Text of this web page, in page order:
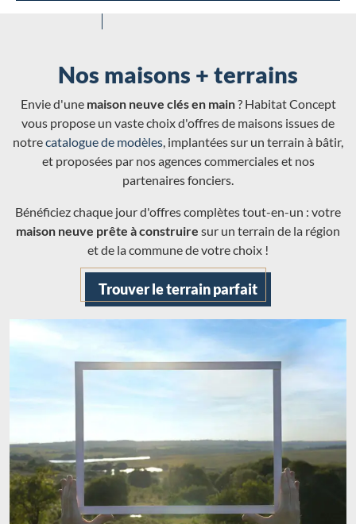
Nos maisons + terrains
Envie d'une maison neuve clés en main? Habitat Concept
vous propose un vaste choix d'offres de maisons issues de
notrecatalogue de modèles, implantées sur un terrain à bâtir,
et proposées par nos agences commerciales et nos
partenaires fonciers.
Bénéficiez chaque jour d'offres complètes tout-en-un : votre
maison neuve prête à construire sur un terrain de la région
et de la commune de votre choix !
Trouver le terrain parfait